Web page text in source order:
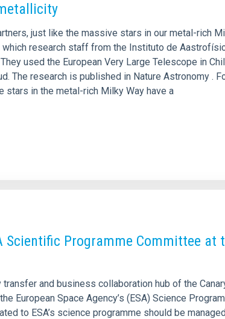
just like the massive stars in our metal-rich
research staff from the Instituto de
used the European Very Large Telescope in
The research is published in Nature Astronomy .
stars in the metal-rich Milky Way have a
Programme Committee at
and business collaboration hub of the
European Space Agency’s (ESA) Science
to ESA’s science programme should be